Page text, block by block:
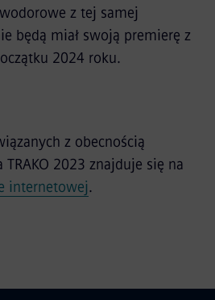
z tej samej
będą miał swoją premierę z
2024 roku.
z obecnością
2023 znajduje się na
internetowej.